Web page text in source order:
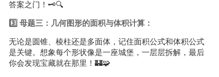
答案之门！🗝️🔍
3️⃣ 母题三：几何图形的面积与体积计算：
无论是圆锥、棱柱还是多面体，记住面积公式和体积公式
是关键。想象每个形状像是一座城堡，一层层拆解，最后
你会发现宝藏就在那里！🏰🧩